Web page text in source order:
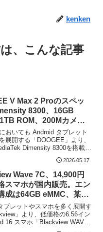
kenken
、こんな記事
V Max 2 Proのスペッ
8300、16GB
ROM、200Mカメラ
フネススマホ。背面ディ
も装備
おいても Android タブレット
展開する「DOOGEE」より、
Dimensity 8300を搭載す
スマホ「V MAX 2 PRO」が発
ました。6.78インチの液晶に物
2026.05.17
Wave 7C、14,900円
スマホが国内販売。エン
成は64GB eMMC、某ス
いデザインの背面が特徴
ブレットやスマホを多く展開す
」より、低価格の6.56イン
16 スマホ「Blackview WAVE
内販売となりました。2026年4